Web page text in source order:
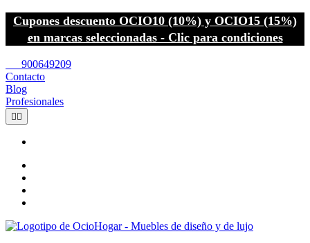
Cupones descuento OCIO10 (10%) y OCIO15 (15%)
en marcas seleccionadas - Clic para condiciones
900649209
Contacto
Blog
Profesionales
 